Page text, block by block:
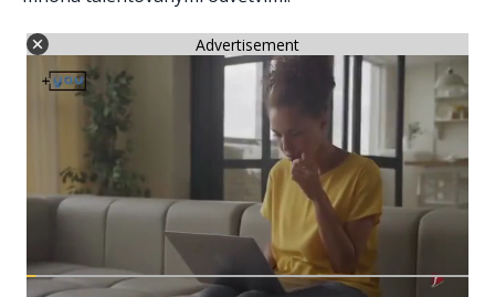
Advertisement